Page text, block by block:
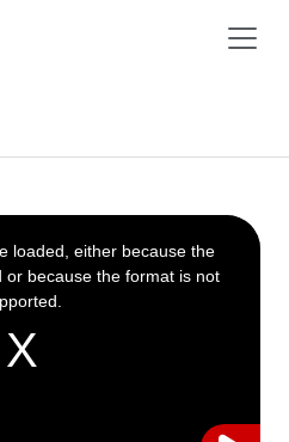
loaded, either because the
because the format is not